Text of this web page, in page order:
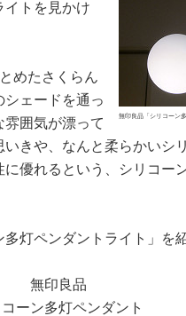
無印良品「シリコーン
イトを見かけ
めたさくらん
ェードを通っ
囲気が漂って
きや、なんと柔らかいシ
優れるという、シリコー
灯ペンダントライト」を
無印良品
ーン多灯ペンダント